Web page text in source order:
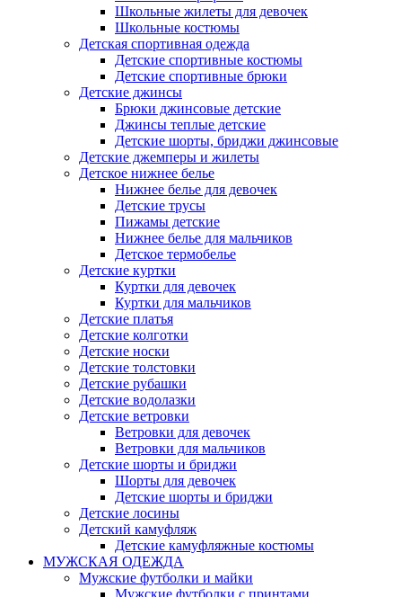
Школьные жилеты для девочек
Школьные костюмы
Детская спортивная одежда
Детские спортивные костюмы
Детские спортивные брюки
Детские джинсы
Брюки джинсовые детские
Джинсы теплые детские
Детские шорты, бриджи джинсовые
Детские джемперы и жилеты
Детское нижнее белье
Нижнее белье для девочек
Детские трусы
Пижамы детские
Нижнее белье для мальчиков
Детское термобелье
Детские куртки
Куртки для девочек
Куртки для мальчиков
Детские платья
Детские колготки
Детские носки
Детские толстовки
Детские рубашки
Детские водолазки
Детские ветровки
Ветровки для девочек
Ветровки для мальчиков
Детские шорты и бриджи
Шорты для девочек
Детские шорты и бриджи
Детские лосины
Детский камуфляж
Детские камуфляжные костюмы
МУЖСКАЯ ОДЕЖДА
Мужские футболки и майки
Мужские футболки с принтами